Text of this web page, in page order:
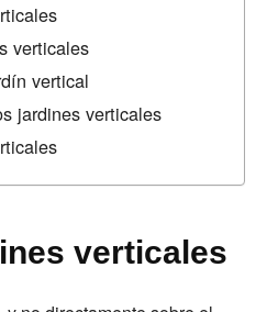
verticales
vertical
jardines verticales
verticales